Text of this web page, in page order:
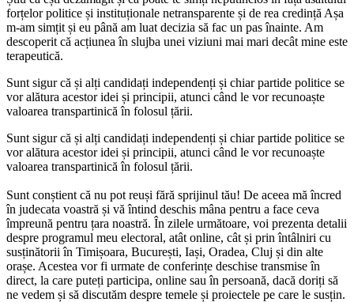
forțelor politice și instituționale netransparente și de rea credință Așa
m-am simțit și eu până am luat decizia să fac un pas înainte. Am
descoperit că acțiunea în slujba unei viziuni mai mari decât mine este
terapeutică.
Sunt sigur că și alți candidați independenți și chiar partide politice se
vor alătura acestor idei și principii, atunci când le vor recunoaște
valoarea transpartinică în folosul țării.
Sunt sigur că și alți candidați independenți și chiar partide politice se
vor alătura acestor idei și principii, atunci când le vor recunoaște
valoarea transpartinică în folosul țării.
Sunt conștient că nu pot reuși fără sprijinul tău! De aceea mă încred
în judecata voastră și vă întind deschis mâna pentru a face ceva
împreună pentru țara noastră. În zilele următoare, voi prezenta detalii
despre programul meu electoral, atât online, cât și prin întâlniri cu
susținătorii în Timișoara, București, Iași, Oradea, Cluj și din alte
orașe. Acestea vor fi urmate de conferințe deschise transmise în
direct, la care puteți participa, online sau în persoană, dacă doriți să
ne vedem și să discutăm despre temele și proiectele pe care le susțin.